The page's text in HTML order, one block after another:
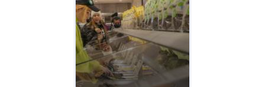
https://gradewatches.to/